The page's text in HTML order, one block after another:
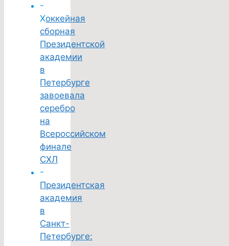
-
Хоккейная
сборная
Президентской
академии
в
Петербурге
завоевала
серебро
на
Всероссийском
финале
СХЛ
-
Президентская
академия
в
Санкт-
Петербурге: